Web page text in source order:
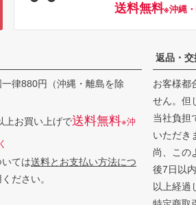
送料無料※沖縄
律880円（沖縄・離島を除
上お買い上げで送料無料※沖
ては送料とお支払い方法につ
ださい。
返品・交
お客様都
せん。但
当社負担
いただき
尚、この
後7日以
以上経過